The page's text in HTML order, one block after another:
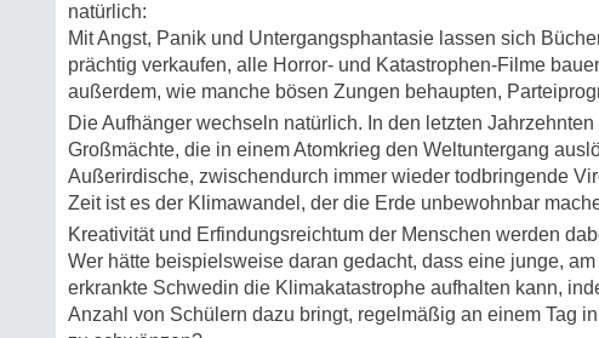
natürlich:
Mit Angst, Panik und Untergangsphantasie lassen sich
prächtig verkaufen, alle Horror- und Katastrophen-Filme
außerdem, wie manche bösen Zungen behaupten,
Die Aufhänger wechseln natürlich. In den letzten
Großmächte, die in einem Atomkrieg den Weltuntergang
Außerirdische, zwischendurch immer wieder todbringende
Zeit ist es der Klimawandel, der die Erde unbewohnbar
Kreativität und Erfindungsreichtum der Menschen werden
Wer hätte beispielsweise daran gedacht, dass eine junge,
erkrankte Schwedin die Klimakatastrophe aufhalten kann,
Anzahl von Schülern dazu bringt, regelmäßig an einem Tag